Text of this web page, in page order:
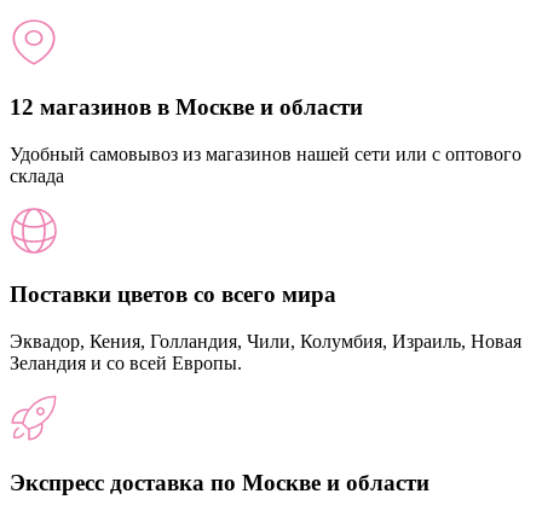
12 магазинов в Москве и области
Удобный самовывоз из магазинов нашей сети или с оптового
склада
Поставки цветов со всего мира
Эквадор, Кения, Голландия, Чили, Колумбия, Израиль, Новая
Зеландия и со всей Европы.
Экспресс доставка по Москве и области